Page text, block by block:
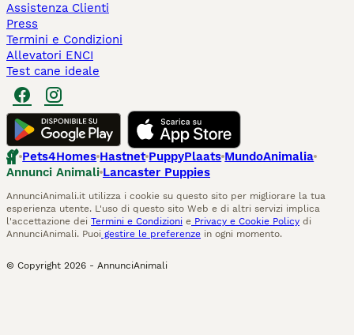
Assistenza Clienti
Press
Termini e Condizioni
Allevatori ENCI
Test cane ideale
Pets4Homes Hastnet PuppyPlaats MundoAnimalia
Annunci Animali Lancaster Puppies
AnnunciAnimali.it utilizza i cookie su questo sito per migliorare la tua
esperienza utente. L'uso di questo sito Web e di altri servizi implica
l'accettazione dei Termini e Condizioni e Privacy e Cookie Policy di
AnnunciAnimali. Puoi gestire le preferenze in ogni momento.
© Copyright 2026 - AnnunciAnimali